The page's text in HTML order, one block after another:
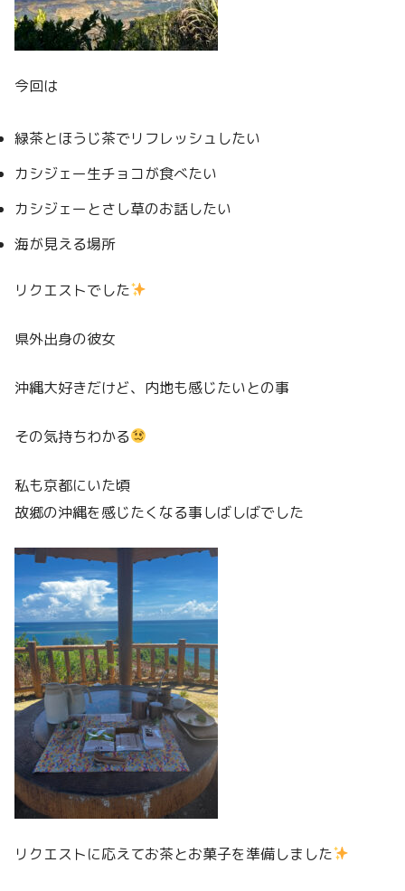
今回は
緑茶とほうじ茶でリフレッシュしたい
カシジェー生チョコが食べたい
カシジェーとさし草のお話したい
海が見える場所
リクエストでした
県外出身の彼女
沖縄大好きだけど、内地も感じたいとの事
その気持ちわかる
私も京都にいた頃
故郷の沖縄を感じたくなる事しばしばでした
リクエストに応えてお茶とお菓子を準備しました